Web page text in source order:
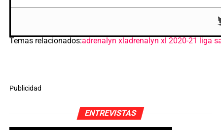
Temas relacionados:adrenalyn xladrenalyn xl 2020-21 liga
Publicidad
ENTREVISTAS